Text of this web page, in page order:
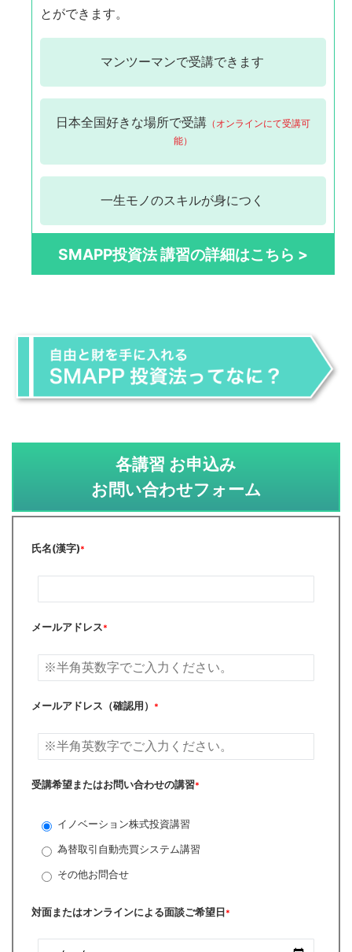
とができます。
マンツーマンで受講できます
日本全国好きな場所で受講 （オンラインにて受講可
能）
一生モノのスキルが身につく
SMAPP投資法 講習の詳細はこちら >
各講習 お申込み
お問い合わせフォーム
氏名(漢字)*
メールアドレス*
メールアドレス（確認用） *
受講希望またはお問い合わせの講習*
イノベーション株式投資講習
為替取引自動売買システム講習
その他お問合せ
対面またはオンラインによる面談ご希望日*